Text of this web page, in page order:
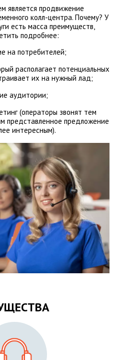
является продвижение
колл-центра. Почему? У
есть масса преимуществ,
подробнее:
на потребителей;
располагает потенциальных
их на нужный лад;
аудитории;
(операторы звонят тем
представленное предложение
интересным).